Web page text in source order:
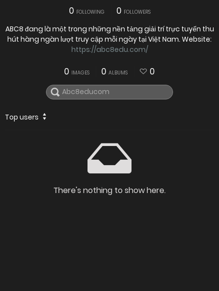
0 FOLLOWING 0 FOLLOWERS
ABC8 đang là một trong những nền tảng giải trí trực tuyến thu
hút hàng ngàn lượt truy cập mỗi ngày tại Việt Nam. Website:
https://abc8edu.com/
0 IMAGES 0 ALBUMS 0
Top users
There's nothing to show here.